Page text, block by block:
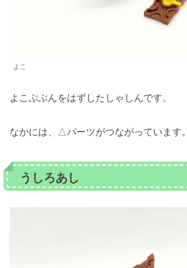
よこ
よこぶぶんをはずしたしゃしんです。
なかには、△パーツがつながっています。
うしろあし